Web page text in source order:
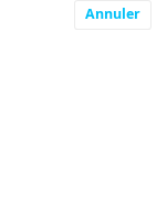
Annuler